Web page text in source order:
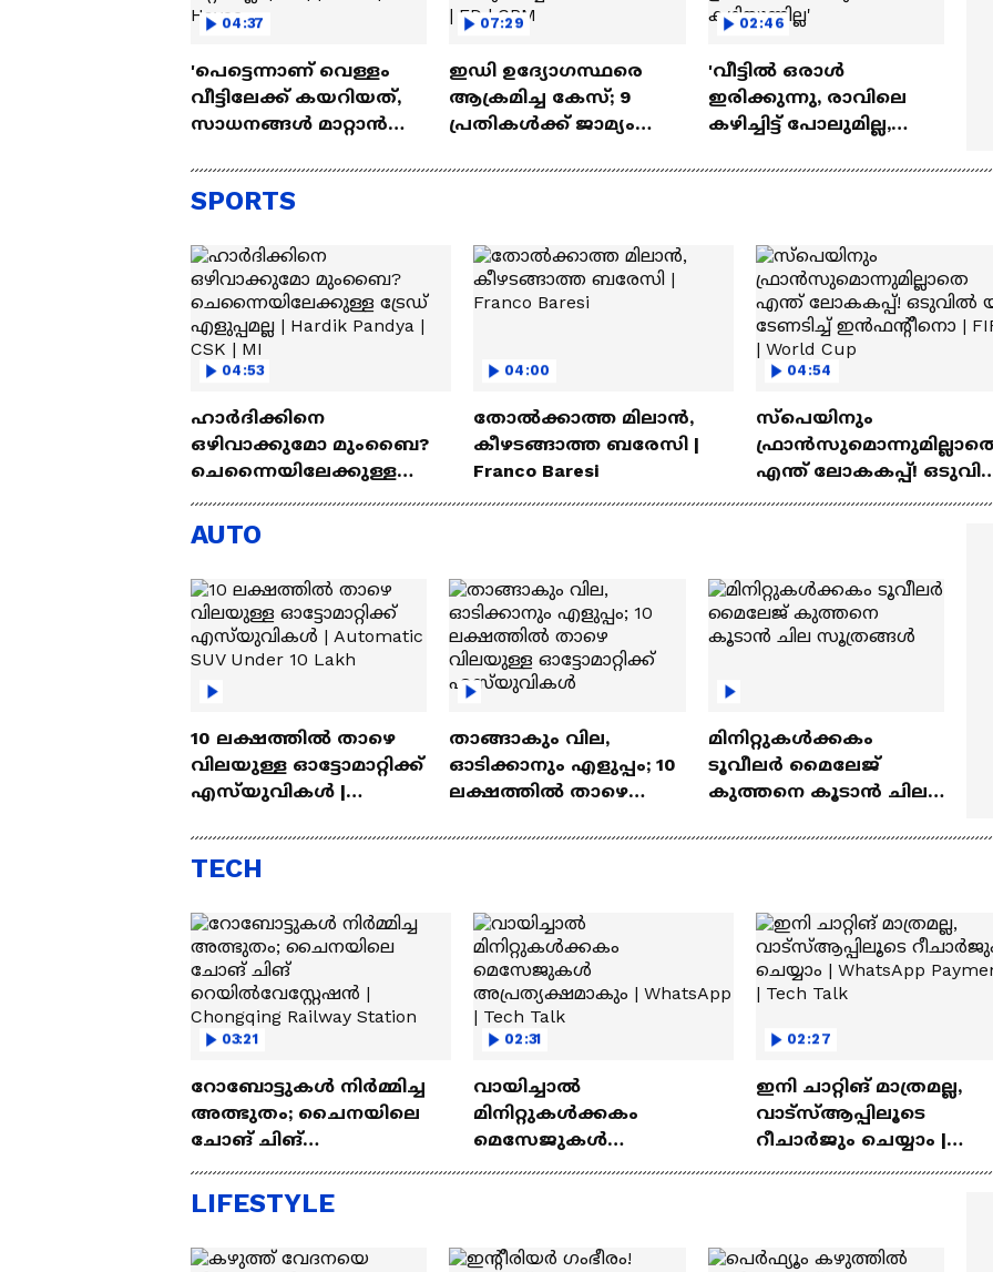
04:37
'പെട്ടെന്നാണ് വെള്ളം
വീട്ടിലേക്ക് കയറിയത്,
സാധനങ്ങൾ മാറ്റാൻ
Rain Havoc
07:29
ഇഡി ഉദ്യോ​ഗസ്ഥരെ
ആക്രമിച്ച കേസ്; 9
പ്രതികൾക്ക് ജാമ്യം
ഹൈക്കോടതി | ED |
02:46
'വീട്ടിൽ ഒരാൾ
ഇരിക്കുന്നു, രാവിലെ
കഴിച്ചിട്ട് പോലുമില്ല,
പോലും കഴിയുന്നില്ല'
SPORTS
04:53
ഹാർദിക്കിനെ
ഒഴിവാക്കുമോ മുംബൈ?
ചെന്നൈയിലേക്കുള്ള
ട്രേഡ് എളുപ്പമല്ല | Hardik
Pandya | CSK | MI
04:00
തോല്‍ക്കാത്ത മിലാന്‍,
കീഴടങ്ങാത്ത ബരേസി |
Franco Baresi
04:54
സ്പെയിനും
എന്ത് ലോകകപ്പ്!
യു ടേണടിച്ച്
AUTO
10 ലക്ഷത്തിൽ താഴെ
വിലയുള്ള ഓട്ടോമാറ്റിക്ക്
എസ്‍യുവികൾ |
Lakh
താങ്ങാകും വില,
ഓടിക്കാനും എളുപ്പം; 10
ലക്ഷത്തിൽ താഴെ
എസ്‍യുവികൾ
മിനിറ്റുകൾക്കകം
ടൂവീലർ മൈലേജ്
കുത്തനെ കൂടാൻ ചില
TECH
03:21
റോബോട്ടുകൾ നിർമ്മിച്ച
അത്ഭുതം; ചൈനയിലെ
ചോങ് ചിങ്
Chongqing Railway Station
02:31
വായിച്ചാൽ
മിനിറ്റുകൾക്കകം
മെസേജുകള്‍
02:27
ഇനി ചാറ്റിങ് മാത്രമല്ല,
വാട്‌സ്‌ആപ്പിലൂടെ
റീചാർജും ചെയ്യാം |
LIFESTYLE